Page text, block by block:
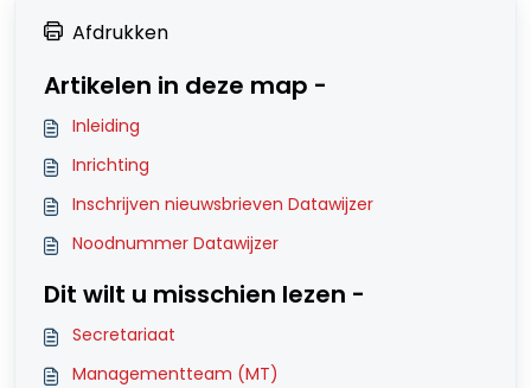
Afdrukken
Artikelen in deze map -
Inleiding
Inrichting
Inschrijven nieuwsbrieven Datawijzer
Noodnummer Datawijzer
Dit wilt u misschien lezen -
Secretariaat
Managementteam (MT)